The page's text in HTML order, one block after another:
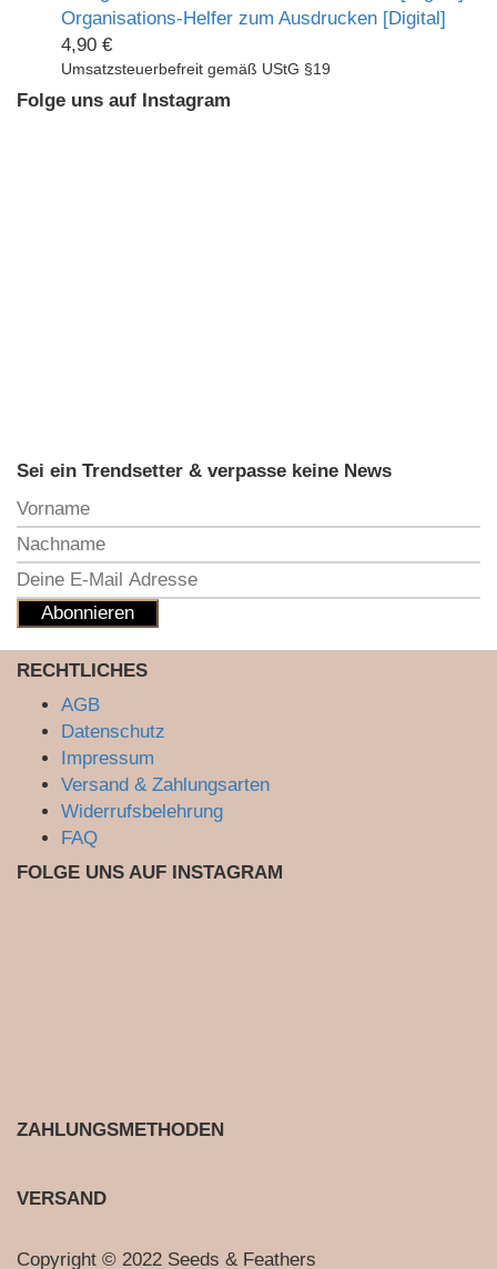
Organisations-Helfer zum Ausdrucken [Digital]
4,90 €
Umsatzsteuerbefreit gemäß UStG §19
Folge uns auf Instagram
Sei ein Trendsetter & verpasse keine News
RECHTLICHES
AGB
Datenschutz
Impressum
Versand & Zahlungsarten
Widerrufsbelehrung
FAQ
FOLGE UNS AUF INSTAGRAM
ZAHLUNGSMETHODEN
VERSAND
Copyright © 2022 Seeds & Feathers